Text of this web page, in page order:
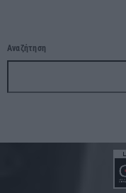
Αναζήτηση